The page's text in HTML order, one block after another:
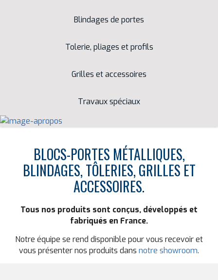
Blindages de portes
Tolerie, pliages et profils
Grilles et accessoires
Travaux spéciaux
BLOCS-PORTES MÉTALLIQUES,
BLINDAGES, TÔLERIES, GRILLES ET
ACCESSOIRES.
Tous nos produits sont conçus, développés et
fabriqués en France.
Notre équipe se rend disponible pour vous recevoir et
vous présenter nos produits dans notre showroom.